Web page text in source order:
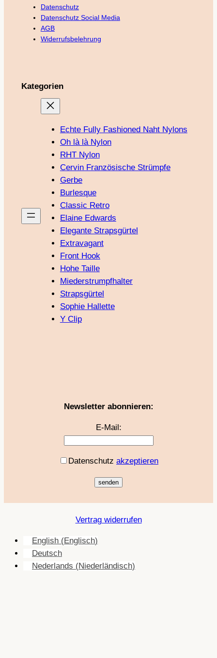
Datenschutz
Datenschutz Social Media
AGB
Widerrufsbelehrung
Kategorien
Echte Fully Fashioned Naht Nylons
Oh là là Nylon
RHT Nylon
Cervin Französische Strümpfe
Gerbe
Burlesque
Classic Retro
Elaine Edwards
Elegante Strapsgürtel
Extravagant
Front Hook
Hohe Taille
Miederstrumpfhalter
Strapsgürtel
Sophie Hallette
Y Clip
Newsletter abonnieren:
E-Mail:
Datenschutz akzeptieren
Vertrag widerrufen
English (Englisch)
Deutsch
Nederlands (Niederländisch)